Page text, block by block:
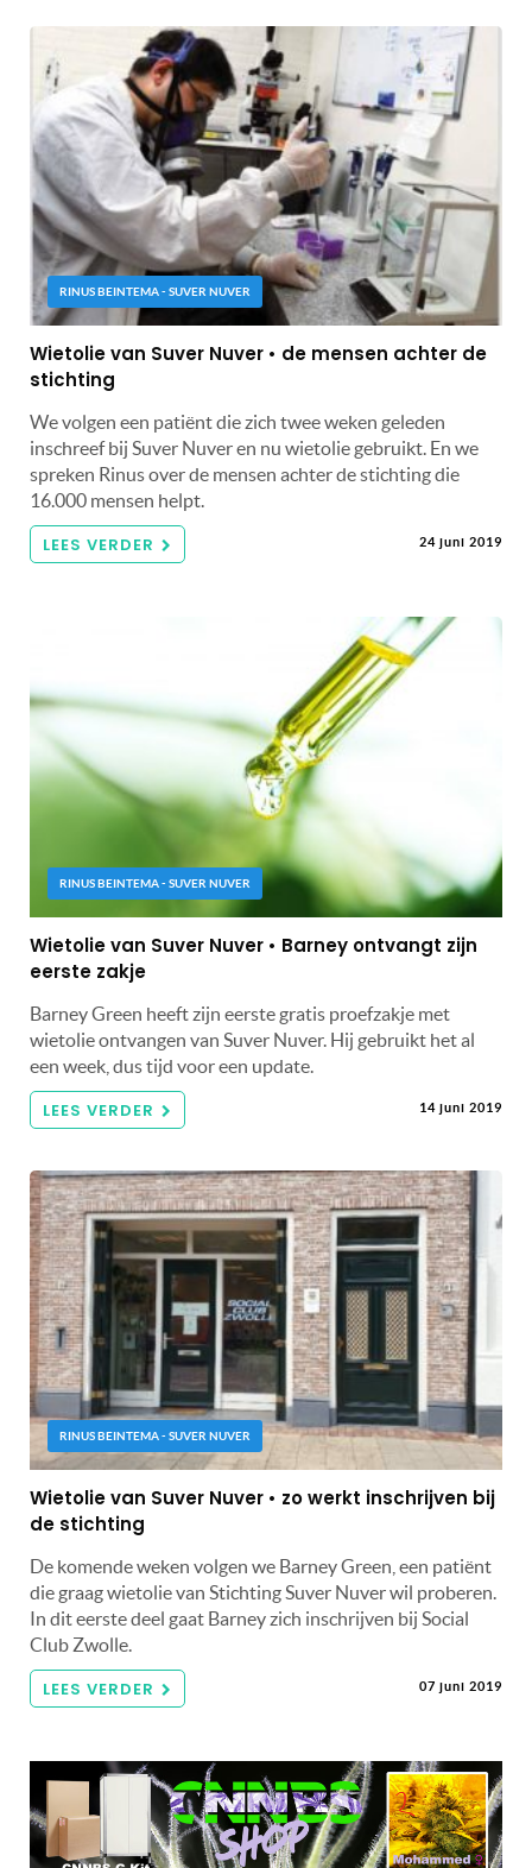
RINUS BEINTEMA - SUVER NUVER
Wietolie van Suver Nuver • de mensen achter de
stichting
We volgen een patiënt die zich twee weken geleden
inschreef bij Suver Nuver en nu wietolie gebruikt. En we
spreken Rinus over de mensen achter de stichting die
16.000 mensen helpt.
LEES VERDER 24 juni 2019
RINUS BEINTEMA - SUVER NUVER
Wietolie van Suver Nuver • Barney ontvangt zijn
eerste zakje
Barney Green heeft zijn eerste gratis proefzakje met
wietolie ontvangen van Suver Nuver. Hij gebruikt het al
een week, dus tijd voor een update.
LEES VERDER 14 juni 2019
RINUS BEINTEMA - SUVER NUVER
Wietolie van Suver Nuver • zo werkt inschrijven bij
de stichting
De komende weken volgen we Barney Green, een patiënt
die graag wietolie van Stichting Suver Nuver wil proberen.
In dit eerste deel gaat Barney zich inschrijven bij Social
Club Zwolle.
LEES VERDER 07 juni 2019